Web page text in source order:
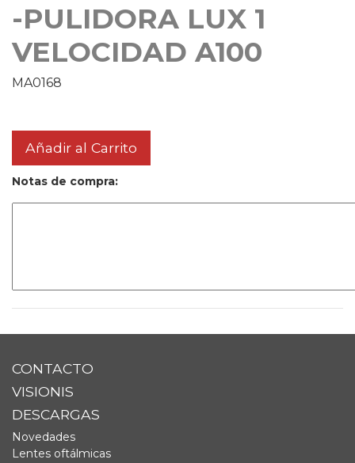
-PULIDORA LUX 1
VELOCIDAD A100
MA0168
Añadir al Carrito
Notas de compra:
CONTACTO
VISIONIS
DESCARGAS
Novedades
Lentes oftálmicas